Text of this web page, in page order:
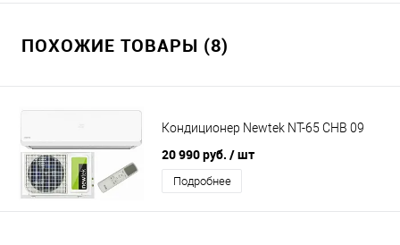
ПОХОЖИЕ ТОВАРЫ (8)
Кондиционер Newtek NT-65 CHB 09
20 990 руб. / шт
Подробнее